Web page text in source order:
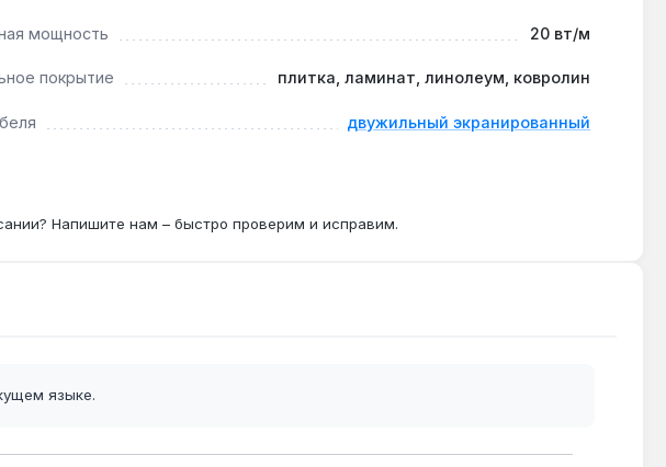
мощность 20 вт/м
покрытие плитка, ламинат, линолеум, ковролин
двужильный экранированный
Напишите нам – быстро проверим и исправим.
языке.